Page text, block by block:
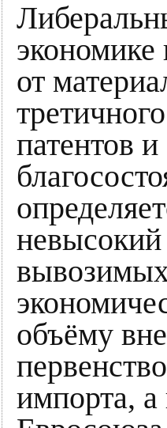
экономике
от
патентов
невысокий
вывозимых
объёму
импорта, а